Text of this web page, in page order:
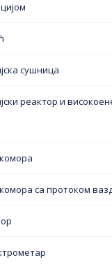
сушница
реактор и
са протоком